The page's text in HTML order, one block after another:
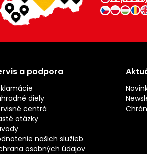
a podpora
diely
centrá
otázky
našich služieb
osobných údajov